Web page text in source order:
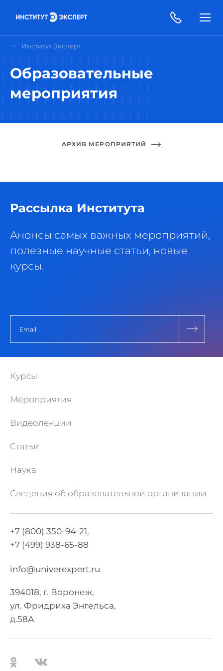
Институт Эксперт
Образовательные
мероприятия
АРХИВ МЕРОПРИЯТИЙ
Рассылка Института
Анонсы самых важных мероприятий,
полезные научные статьи, новые
курсы.
Курсы
Мероприятия
Видеолекции
Статьи
Наука
Сведения об образовательной организации
+7 (800) 350-94-21,
+7 (499) 938-65-88
info@univerexpert.ru
394018, г. Воронеж,
ул. Фридриха Энгельса,
д.58А